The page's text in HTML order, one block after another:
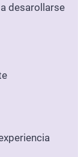
desarollarse